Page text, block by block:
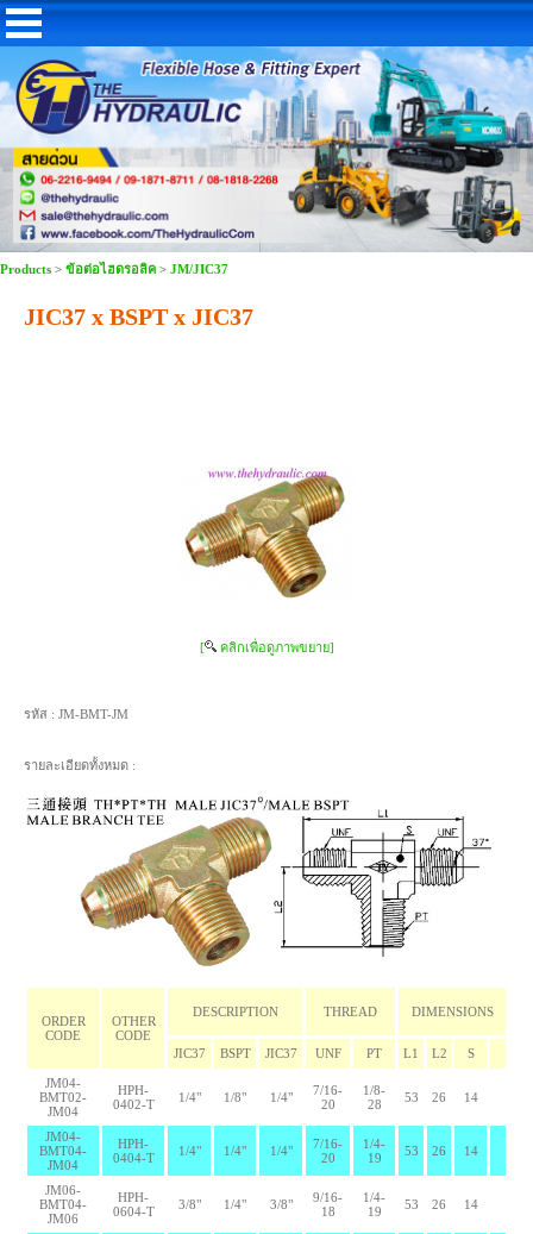
Products > ข้อต่อไฮดรอลิค > JM/JIC37
JIC37 x BSPT x JIC37
[ คลิกเพื่อดูภาพขยาย]
รหัส : JM-BMT-JM
รายละเอียดทั้งหมด :
ORDER
CODE
OTHER
CODE
DESCRIPTION THREAD DIMENSIONS
JIC37 BSPT JIC37 UNF PT L1 L2 S
JM04-
BMT02-
JM04
HPH-
0402-T
1/4" 1/8" 1/4"
7/16-
20
1/8-
28
53 26 14
JM04-
BMT04-
JM04
HPH-
0404-T
1/4" 1/4" 1/4"
7/16-
20
1/4-
19
53 26 14
JM06-
BMT04-
JM06
HPH-
0604-T
3/8" 1/4" 3/8"
9/16-
18
1/4-
19
53 26 14